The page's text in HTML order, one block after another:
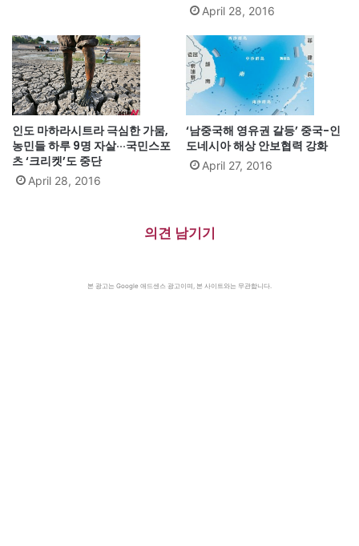
April 28, 2016
인도 마하라시트라 극심한 가뭄,
농민들 하루 9명 자살···국민스포
츠 ‘크리켓’도 중단
April 28, 2016
‘남중국해 영유권 갈등’ 중국-인
도네시아 해상 안보협력 강화
April 27, 2016
의견 남기기
본 광고는 Google 애드센스 광고이며, 본 사이트와는 무관합니다.